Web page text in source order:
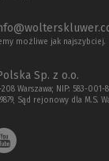
możliwe jak najszybciej.
Sp. z o.o.
Warszawa; NIP: 583-001-
Sąd rejonowy dla M.S.